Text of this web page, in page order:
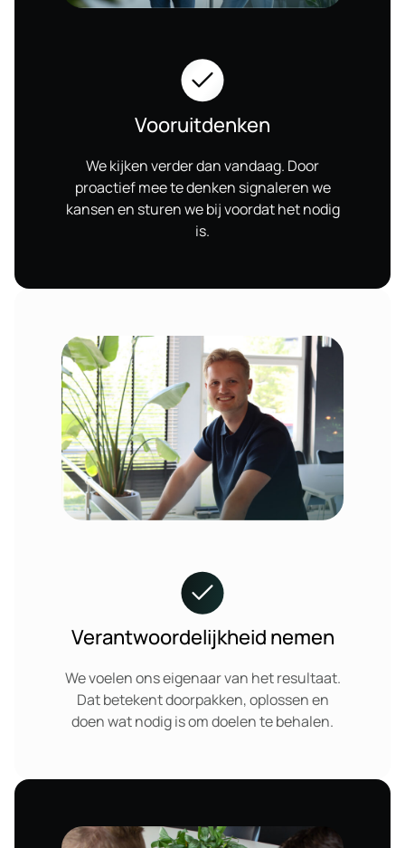
Vooruitdenken
We kijken verder dan vandaag. Door
proactief mee te denken signaleren we
kansen en sturen we bij voordat het nodig
is.
Verantwoordelijkheid nemen
We voelen ons eigenaar van het resultaat.
Dat betekent doorpakken, oplossen en
doen wat nodig is om doelen te behalen.